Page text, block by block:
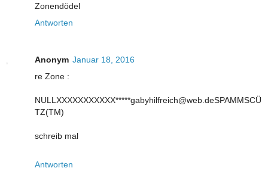
Zonendödel
Antworten
Anonym Januar 18, 2016
re Zone :
NULLXXXXXXXXXXX*****gabyhilfreich@web.deSPAMMSCÜ
TZ(TM)
schreib mal
Antworten